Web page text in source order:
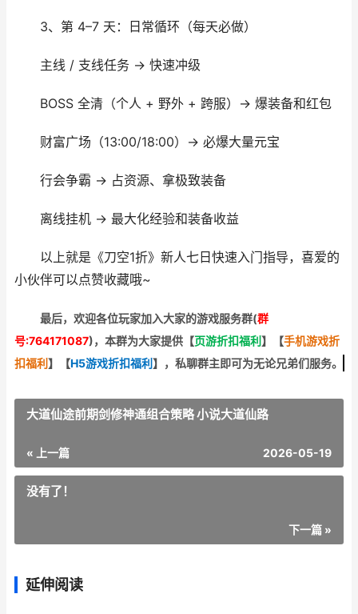
3、第 4–7 天：日常循环（每天必做）
主线 / 支线任务 → 快速冲级
BOSS 全清（个人 + 野外 + 跨服）→ 爆装备和红包
财富广场（13:00/18:00）→ 必爆大量元宝
行会争霸 → 占资源、拿极致装备
离线挂机 → 最大化经验和装备收益
以上就是《刀空1折》新人七日快速入门指导，喜爱的
小伙伴可以点赞收藏哦~
最后，欢迎各位玩家加入大家的游戏服务群(群
号:764171087)，本群为大家提供【页游折扣福利 】 【手机游戏折
扣福利 】 【H5游戏折扣福利 】 ，私聊群主即可为无论兄弟们服务。
大道仙途前期剑修神通组合策略 小说大道仙路
« 上一篇 2026-05-19
没有了！
下一篇 »
延伸阅读